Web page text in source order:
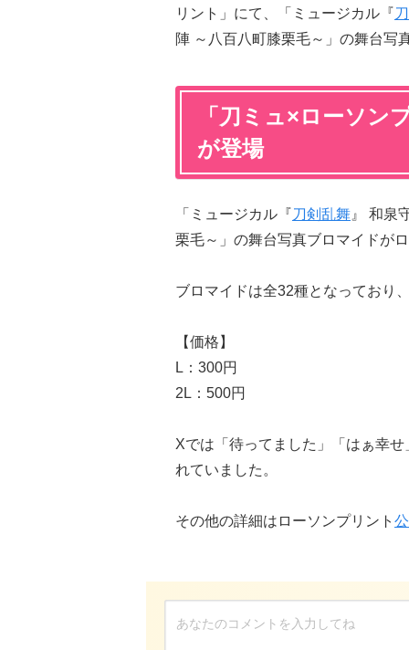
リント」にて、「ミュージカル『
陣 ～八百八町膝栗毛～」の舞台写
「刀ミュ×ローソン
が登場
「ミュージカル『刀剣乱舞 』 和泉
栗毛～」の舞台写真ブロマイドが
ブロマイドは全32種となっており
【価格】
L：300円
2L：500円
Xでは「待ってました」「はぁ幸
れていました。
その他の詳細はローソンプリント